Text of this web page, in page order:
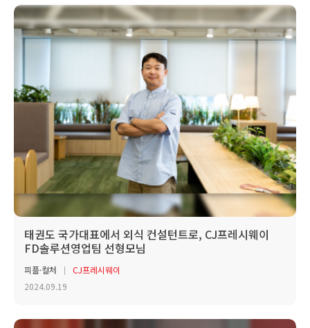
태권도 국가대표에서 외식 컨설턴트로, CJ프레시웨이
FD솔루션영업팀 선형모님
피플·컬처
CJ프레시웨이
2024.09.19